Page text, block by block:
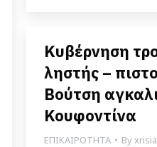
Κυβέρνηση
ληστής –
Βούτση
Κουφοντίνα
ΕΠΙΚΑΙΡΟΤΗΤΑ By